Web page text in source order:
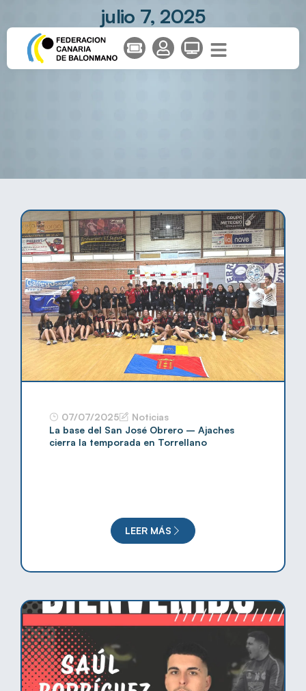
julio 7, 2025
07/07/2025
Noticias
La base del San José Obrero – Ajaches
cierra la temporada en Torrellano
LEER MÁS